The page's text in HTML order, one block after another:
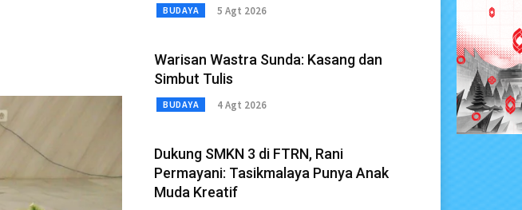
BUDAYA 5 Agt 2026
Warisan Wastra Sunda: Kasang dan
Simbut Tulis
BUDAYA 4 Agt 2026
Dukung SMKN 3 di FTRN, Rani
Permayani: Tasikmalaya Punya Anak
Muda Kreatif